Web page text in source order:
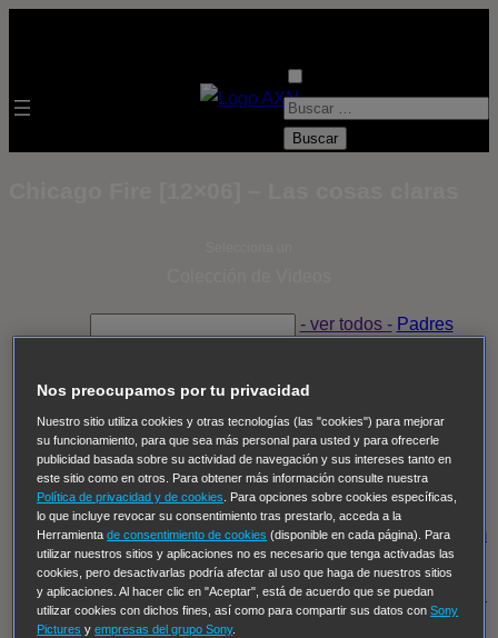
B
- ver todos - Padres
Despedida Salvaje Despedida Salvaje
Thomas, el ojo del FBI
Pan Am
Dawson crece
Insomnia El Guardián The Blacklist Cinco en familia
Hudson & Rex Diez libras y un sueño Mr Loverman
Regreso al futuro III NUEVE CUERPOS Los últimos
caballeros Tormenta infinita Sing Street Cobra Kai
Tom
y Lola High Country Los casos de Susan Ryeland:
Moonflower Murders Twisted Metal Mentes Criminales:
Evolution Terapia de Choque
Nos preocupamos por tu privacidad
Nuestro sitio utiliza cookies y otras tecnologías (las "cookies") para mejorar
su funcionamiento, para que sea más personal para usted y para ofrecerle
publicidad basada sobre su actividad de navegación y sus intereses tanto en
este sitio como en otros. Para obtener más información consulte nuestra
Política de privacidad y de cookies
. Para opciones sobre cookies específicas,
lo que incluye revocar su consentimiento tras prestarlo, acceda a la
Herramientade consentimiento de cookies (disponible en cada página). Para
utilizar nuestros sitios y aplicaciones no es necesario que tenga activadas las
cookies, pero desactivarlas podría afectar al uso que haga de nuestros sitios
y aplicaciones. Al hacer clic en "Aceptar", está de acuerdo que se puedan
utilizar cookies con dichos fines, así como para compartir sus datos conSony
Pictures yempresas del grupo Sony.